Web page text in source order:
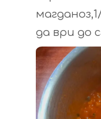
да ври до